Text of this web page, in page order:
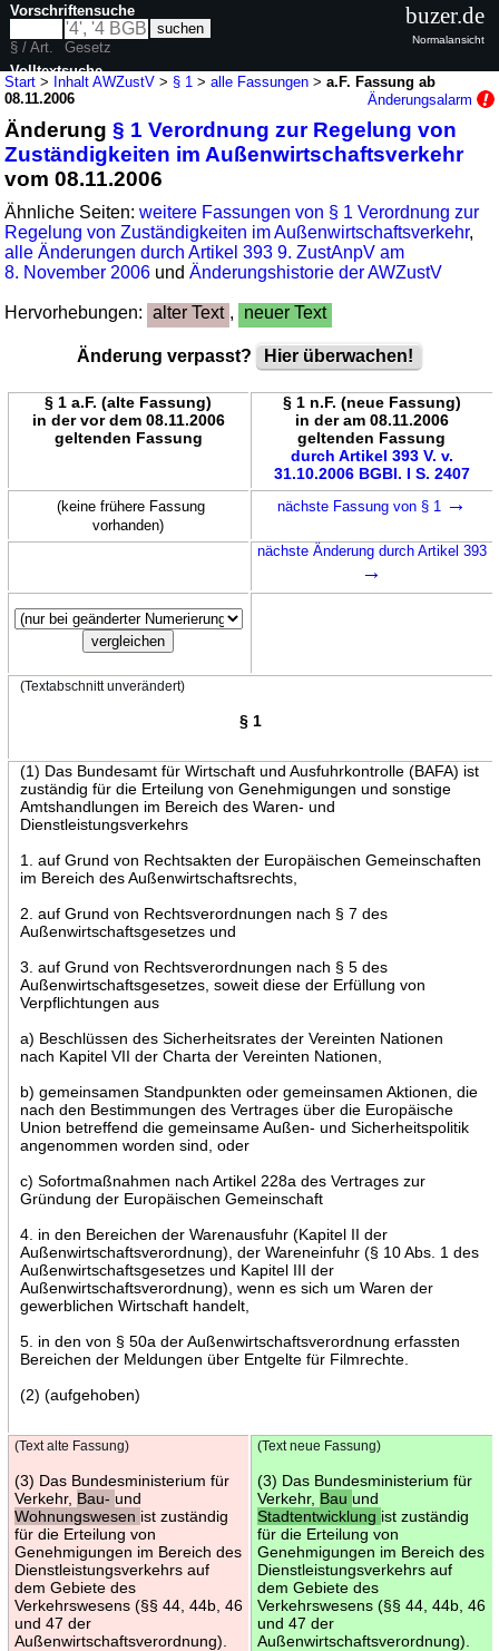
Start > Inhalt AWZustV > § 1 >alle Fassungen >a.F. Fassung ab
08.11.2006
Änderungsalarm
Änderung§ 1 Verordnung zur Regelung von
Zuständigkeiten im Außenwirtschaftsverkehr
vom 08.11.2006
Ähnliche Seiten:weitere Fassungen von § 1 Verordnung zur
Regelung von Zuständigkeiten im Außenwirtschaftsverkehr,
alle Änderungen durch Artikel 393 9. ZustAnpV am
8. November 2006 undÄnderungshistorie der AWZustV
Hervorhebungen: alter Text , neuer Text
Änderung verpasst? Hier überwachen!
§ 1 a.F. (alte Fassung)
in der vor dem 08.11.2006
geltenden Fassung
§ 1 n.F. (neue Fassung)
in der am 08.11.2006
geltenden Fassung
durch Artikel 393 V. v.
31.10.2006 BGBl. I S. 2407
(keine frühere Fassung
vorhanden)
nächste Fassung von § 1 →
nächste Änderung durch Artikel 393
→
(Textabschnitt unverändert)
§ 1
(1) Das Bundesamt für Wirtschaft und Ausfuhrkontrolle (BAFA) ist
zuständig für die Erteilung von Genehmigungen und sonstige
Amtshandlungen im Bereich des Waren- und
Dienstleistungsverkehrs
1. auf Grund von Rechtsakten der Europäischen Gemeinschaften
im Bereich des Außenwirtschaftsrechts,
2. auf Grund von Rechtsverordnungen nach § 7 des
Außenwirtschaftsgesetzes und
3. auf Grund von Rechtsverordnungen nach § 5 des
Außenwirtschaftsgesetzes, soweit diese der Erfüllung von
Verpflichtungen aus
a) Beschlüssen des Sicherheitsrates der Vereinten Nationen
nach Kapitel VII der Charta der Vereinten Nationen,
b) gemeinsamen Standpunkten oder gemeinsamen Aktionen, die
nach den Bestimmungen des Vertrages über die Europäische
Union betreffend die gemeinsame Außen- und Sicherheitspolitik
angenommen worden sind, oder
c) Sofortmaßnahmen nach Artikel 228a des Vertrages zur
Gründung der Europäischen Gemeinschaft
4. in den Bereichen der Warenausfuhr (Kapitel II der
Außenwirtschaftsverordnung), der Wareneinfuhr (§ 10 Abs. 1 des
Außenwirtschaftsgesetzes und Kapitel III der
Außenwirtschaftsverordnung), wenn es sich um Waren der
gewerblichen Wirtschaft handelt,
5. in den von § 50a der Außenwirtschaftsverordnung erfassten
Bereichen der Meldungen über Entgelte für Filmrechte.
(2) (aufgehoben)
(Text alte Fassung)
(3) Das Bundesministerium für
Verkehr, Bau- und
Wohnungswesen ist zuständig
für die Erteilung von
Genehmigungen im Bereich des
Dienstleistungsverkehrs auf
dem Gebiete des
Verkehrswesens (§§ 44, 44b, 46
und 47 der
Außenwirtschaftsverordnung).
(Text neue Fassung)
(3) Das Bundesministerium für
Verkehr, Bau und
Stadtentwicklung ist zuständig
für die Erteilung von
Genehmigungen im Bereich des
Dienstleistungsverkehrs auf
dem Gebiete des
Verkehrswesens (§§ 44, 44b, 46
und 47 der
Außenwirtschaftsverordnung).
Vorschriftensuche
§ / Art.
Gesetz
Volltextsuche
buzer.de
Normalansicht